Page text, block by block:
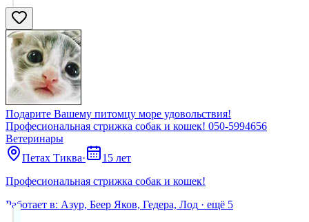
Подарите Вашему питомцу море удовольствия!
Професиональная стрижка собак и кошек! 050-5994656
Ветеринары
Петах Тиква·
15 лет
Професиональная стрижка собак и кошек!
Работает в: Азур, Беер Яков, Гедера, Лод · ещё 5